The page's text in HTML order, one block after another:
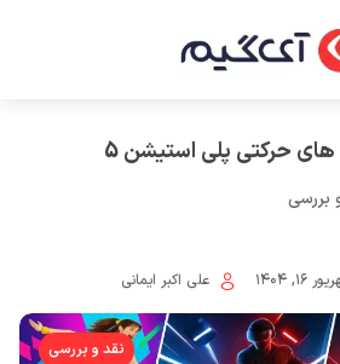
حرکتی پلی استیشن 5
بررسی
۱۶, ۱۴۰۴ علی اکبر ایمانی
نقد و بررسی